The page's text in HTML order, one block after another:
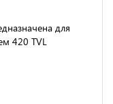
для
420 TVL